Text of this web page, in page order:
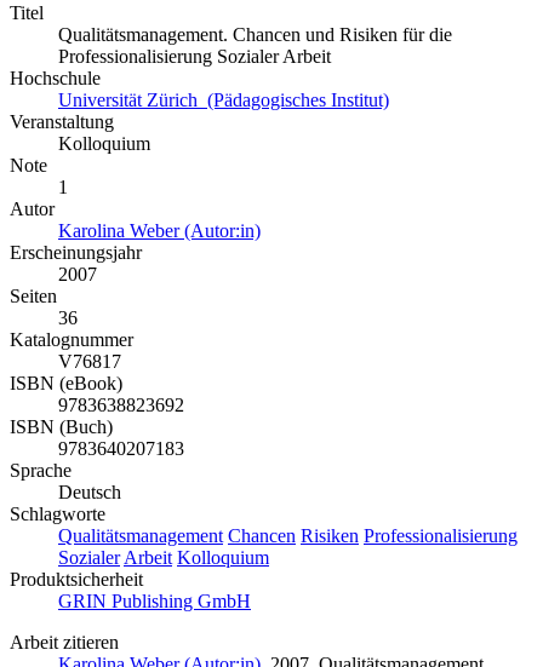
Titel
Qualitätsmanagement. Chancen und Risiken für die
Professionalisierung Sozialer Arbeit
Hochschule
Universität Zürich (Pädagogisches Institut)
Veranstaltung
Kolloquium
Note
1
Autor
Karolina Weber (Autor:in)
Erscheinungsjahr
2007
Seiten
36
Katalognummer
V76817
ISBN (eBook)
9783638823692
ISBN (Buch)
9783640207183
Sprache
Deutsch
Schlagworte
Qualitätsmanagement Chancen Risiken Professionalisierung
Sozialer Arbeit Kolloquium
Produktsicherheit
GRIN Publishing GmbH
Arbeit zitieren